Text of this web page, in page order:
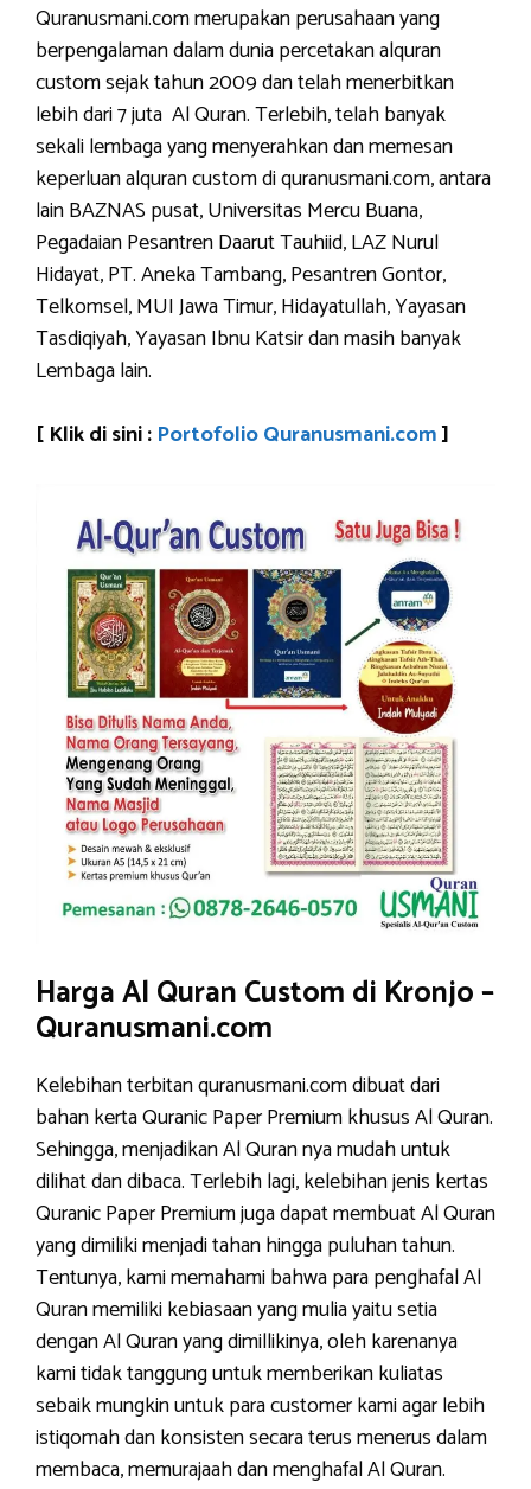
Quranusmani.com merupakan perusahaan yang
berpengalaman dalam dunia percetakan alquran
custom sejak tahun 2009 dan telah menerbitkan
lebih dari 7 juta Al Quran. Terlebih, telah banyak
sekali lembaga yang menyerahkan dan memesan
keperluan alquran custom di quranusmani.com, antara
lain BAZNAS pusat, Universitas Mercu Buana,
Pegadaian Pesantren Daarut Tauhiid, LAZ Nurul
Hidayat, PT. Aneka Tambang, Pesantren Gontor,
Telkomsel, MUI Jawa Timur, Hidayatullah, Yayasan
Tasdiqiyah, Yayasan Ibnu Katsir dan masih banyak
Lembaga lain.
[ Klik di sini : Portofolio Quranusmani.com]
Harga Al Quran Custom di Kronjo –
Quranusmani.com
Kelebihan terbitan quranusmani.com dibuat dari
bahan kerta Quranic Paper Premium khusus Al Quran.
Sehingga, menjadikan Al Quran nya mudah untuk
dilihat dan dibaca. Terlebih lagi, kelebihan jenis kertas
Quranic Paper Premium juga dapat membuat Al Quran
yang dimiliki menjadi tahan hingga puluhan tahun.
Tentunya, kami memahami bahwa para penghafal Al
Quran memiliki kebiasaan yang mulia yaitu setia
dengan Al Quran yang dimillikinya, oleh karenanya
kami tidak tanggung untuk memberikan kuliatas
sebaik mungkin untuk para customer kami agar lebih
istiqomah dan konsisten secara terus menerus dalam
membaca, memurajaah dan menghafal Al Quran.